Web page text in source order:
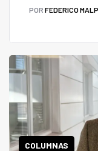
POR FEDERICO
COLUMNAS